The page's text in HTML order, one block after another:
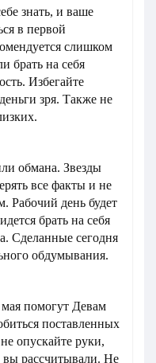
знать, и ваше
в первой
слишком
брать на себя
Избегайте
зря. Также не
обмана. Звезды
все факты и не
Рабочий день будет
брать на себя
Сделанные сегодня
обдумывания.
помогут Девам
поставленных
опускайте руки,
вы рассчитывали. Не